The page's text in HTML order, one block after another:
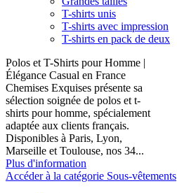
T-shirts unis
T-shirts avec impression
T-shirts en pack de deux
Polos et T-Shirts pour Homme |
Élégance Casual en France
Chemises Exquises présente sa
sélection soignée de polos et t-
shirts pour homme, spécialement
adaptée aux clients français.
Disponibles à Paris, Lyon,
Marseille et Toulouse, nos 34...
Plus d'information
Accéder à la catégorie Sous-vêtements